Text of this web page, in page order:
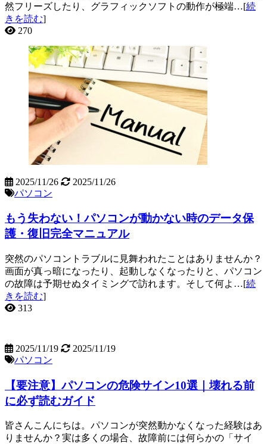
然フリーズしたり、グラフィックソフトの動作が極端…[続
きを読む]
270
2025/11/26
2025/11/26
パソコン
もう失わない！パソコンが動かない時のデータ保
護・復旧完全マニュアル
突然のパソコントラブルに見舞われたことはありませんか？
画面が真っ暗になったり、起動しなくなったりと、パソコン
の故障は予期せぬタイミングで訪れます。そして何よ…[続
きを読む]
313
2025/11/19
2025/11/19
パソコン
【要注意】パソコンの危険サイン10選｜壊れる前
に必ず読むガイド
皆さんこんにちは。パソコンが突然動かなくなった経験はあ
りませんか？実は多くの場合、故障前には何らかの「サイ